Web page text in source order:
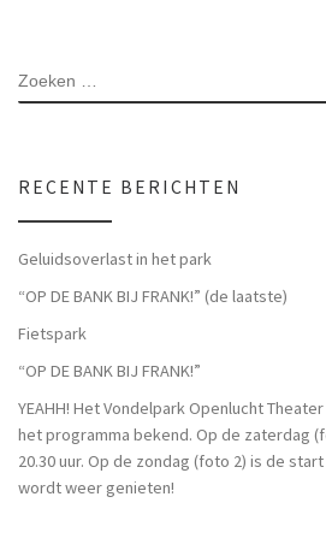
RECENTE BERICHTEN
Geluidsoverlast in het park
“OP DE BANK BIJ FRANK!” (de laatste)
Fietspark
“OP DE BANK BIJ FRANK!”
YEAHH! Het Vondelpark Openlucht
het programma bekend. Op de zaterdag
20.30 uur. Op de zondag (foto 2) is de start
wordt weer genieten!